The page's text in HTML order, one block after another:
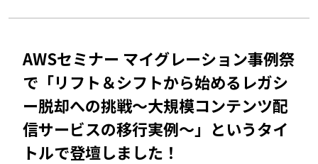
AWSセミナー マイグレーション事例祭
で「リフト＆シフトから始めるレガシ
ー脱却への挑戦～大規模コンテンツ配
信サービスの移行実例～」というタイ
トルで登壇しました！